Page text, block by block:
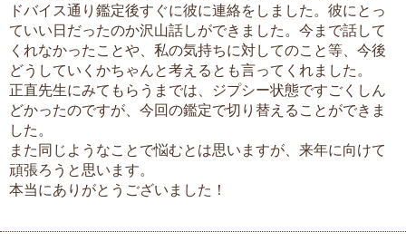
ドバイス通り鑑定後すぐに彼に連絡をしました。彼にとっ
ていい日だったのか沢山話しができました。今まで話して
くれなかったことや、私の気持ちに対してのこと等、今後
どうしていくかちゃんと考えるとも言ってくれました。
正直先生にみてもらうまでは、ジプシー状態ですごくしん
どかったのですが、今回の鑑定で切り替えることができま
した。
また同じようなことで悩むとは思いますが、来年に向けて
頑張ろうと思います。
本当にありがとうございました！